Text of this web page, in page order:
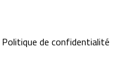
Politique de confidentialité